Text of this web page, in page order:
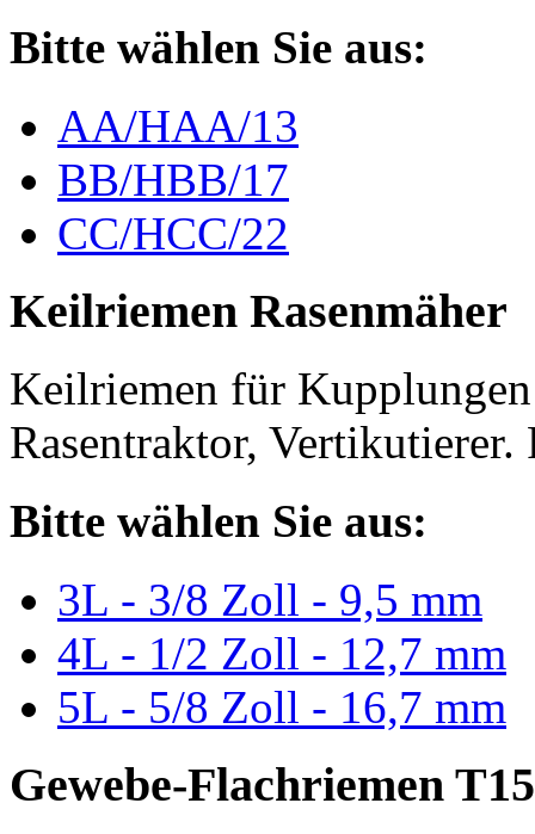
Bitte wählen Sie aus:
AA/HAA/13
BB/HBB/17
CC/HCC/22
Keilriemen Rasenmäher
Keilriemen für Kupplungen
Rasentraktor,
Bitte wählen Sie aus:
3L - 3/8 Zoll - 9,5 mm
4L - 1/2 Zoll - 12,7 mm
5L - 5/8 Zoll - 16,7 mm
Gewebe-Flachriemen